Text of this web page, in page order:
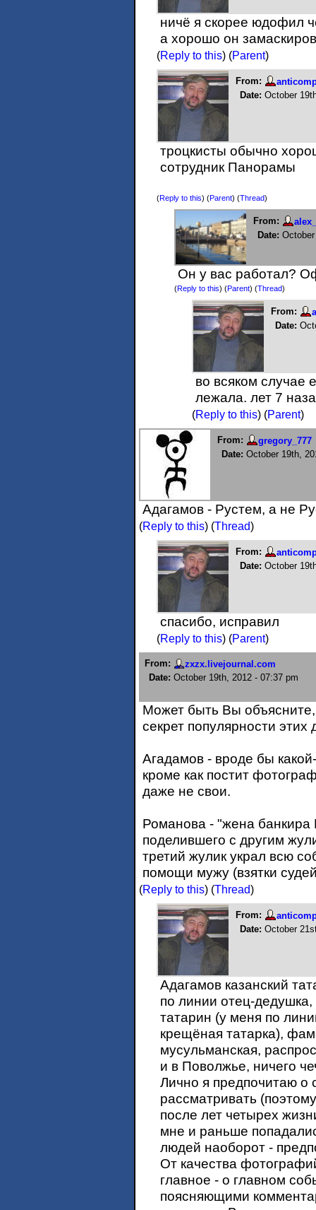
ничё я скорее юдофил
а хорошо он
(Reply to this) (Parent)
From:
Date: October
троцкисты обычно
сотрудник Панорамы
(Reply to this) (Parent) (Thread)
From:
Date:
Он у вас работал?
(Reply to this) (Parent) (Thread)
From:
Date:
во всяком случае
лежала. лет 7
(Reply to this) (Parent)
From:
gregory_777
Date: October 19th,
Адагамов - Рустем, а не
(Reply to this) (Thread)
From:
Date: October
спасибо, исправил
(Reply to this) (Parent)
From:
zxzx.livejournal.com
Date: October 19th, 2012 - 07:37 pm
Может быть Вы
секрет популярности этих
Агадамов - вроде бы
кроме как постит
даже не свои.
Романова - "жена банкира
поделившего с другим
третий жулик украл всю
помощи мужу (взятки
(Reply to this) (Thread)
From:
Date: October
Адагамов казанский
по линии отец-
татарин (у меня по
крещёная татарка),
мусульманская,
и в Поволжье, ничего
Лично я предпочитаю о
рассматривать
после лет четырех
мне и раньше
людей наоборот -
От качества
главное - о главном
поясняющими